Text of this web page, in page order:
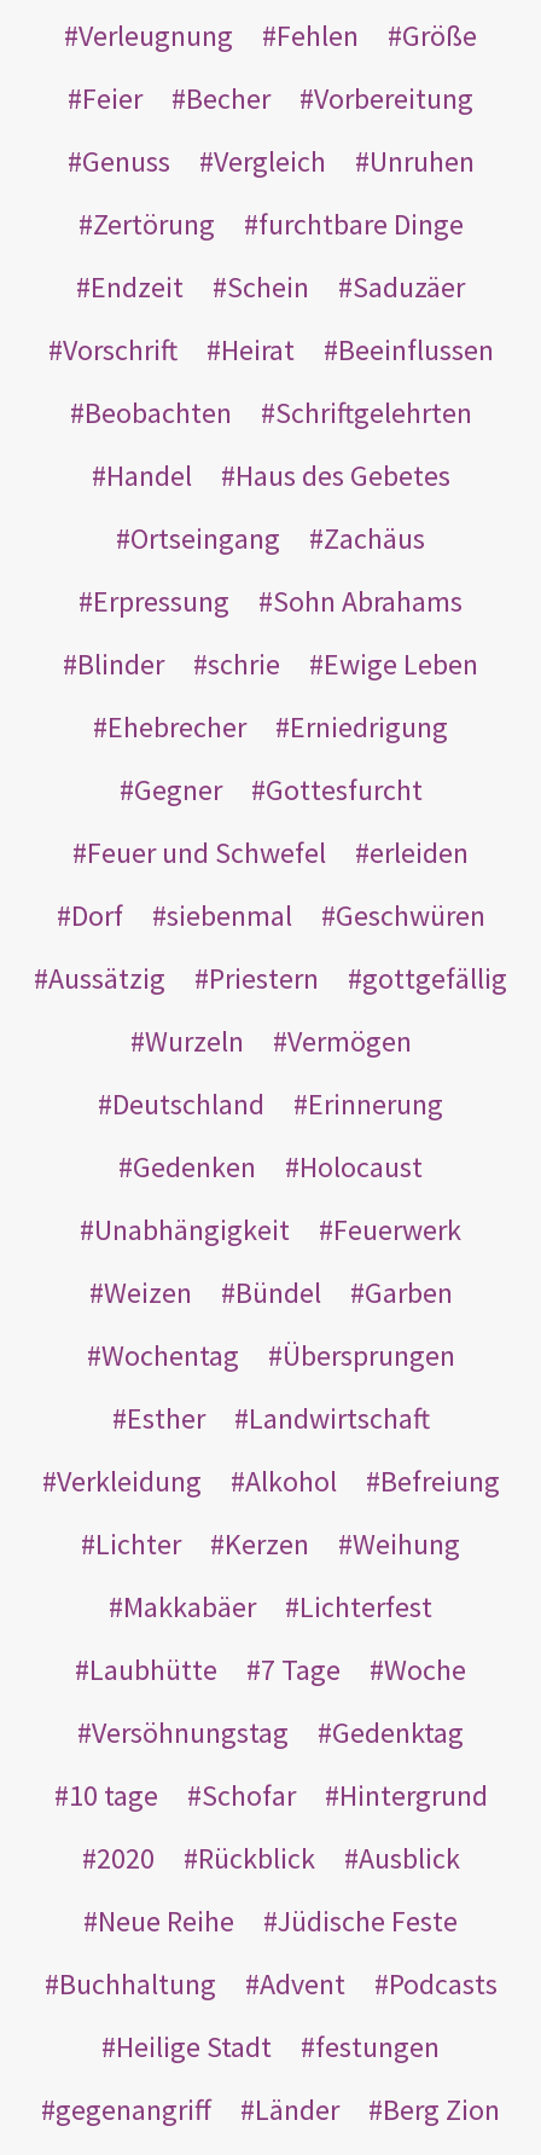
Verleugnung Fehlen
Größe
Feier
Becher
Vorbereitung
Genuss
Vergleich
Unruhen
Zertörung
furchtbare Dinge
Endzeit
Schein
Saduzäer
Vorschrift
Heirat
Beeinflussen
Beobachten
Schriftgelehrten
Handel
Haus des Gebetes
Ortseingang
Zachäus
Erpressung
Sohn Abrahams
Blinder
schrie
Ewige Leben
Ehebrecher
Erniedrigung
Gegner
Gottesfurcht
Feuer und Schwefel
erleiden
Dorf
siebenmal
Geschwüren
Aussätzig
Priestern
gottgefällig
Wurzeln
Vermögen
Deutschland
Erinnerung
Gedenken
Holocaust
Unabhängigkeit
Feuerwerk
Weizen
Bündel
Garben
Wochentag
Übersprungen
Esther
Landwirtschaft
Verkleidung
Alkohol
Befreiung
Lichter
Kerzen
Weihung
Makkabäer
Lichterfest
Laubhütte
7 Tage
Woche
Versöhnungstag
Gedenktag
10 tage
Schofar
Hintergrund
2020
Rückblick
Ausblick
Neue Reihe
Jüdische Feste
Buchhaltung
Advent
Podcasts
Heilige Stadt
festungen
gegenangriff
Länder
Berg Zion